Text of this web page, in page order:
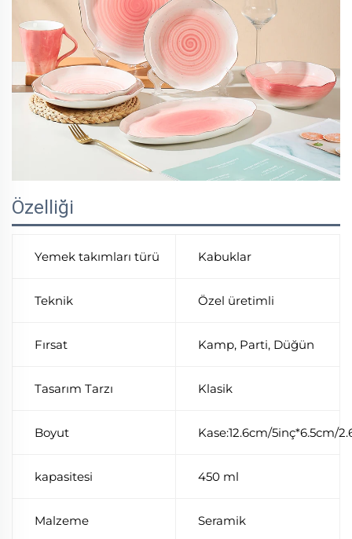
Özelliği
Yemek takımları türü Kabuklar
Teknik Özel üretimli
Fırsat Kamp, Parti, Düğün
Tasarım Tarzı Klasik
Boyut Kase:12.6cm/5inç*6.5cm/
kapasitesi 450 ml
Malzeme Seramik